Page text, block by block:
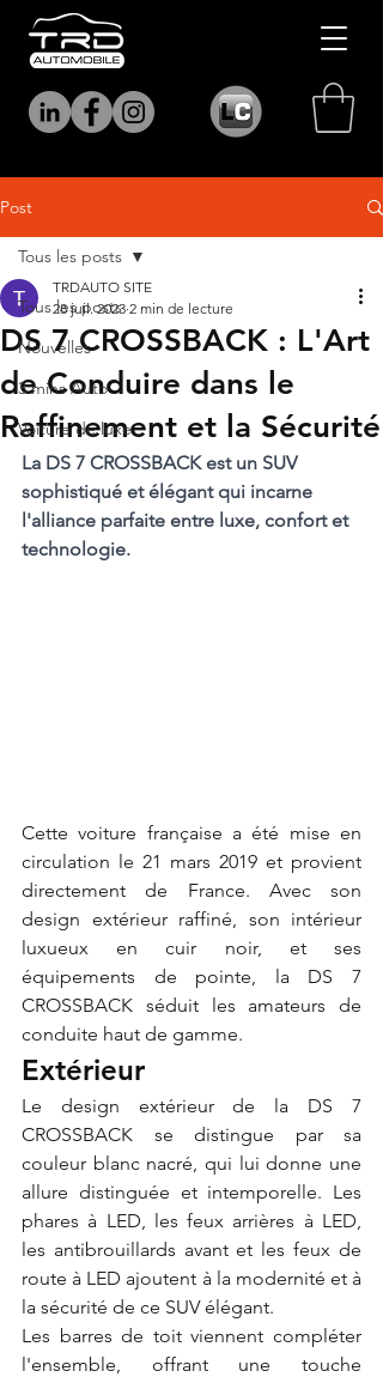
Post
Tous les posts
Nouvelles
3 mins Auto
Voiture de luxe
Tous les posts
DS 7 CROSSBACK : L'Art
de Conduire dans le
Raffinement et la Sécurité
TRDAUTO SITE
28 juil. 2023 2 min de lecture
La DS 7 CROSSBACK est un SUV
sophistiqué et élégant qui incarne
l'alliance parfaite entre luxe, confort et
technologie.
Cette voiture française a été mise en
circulation le 21 mars 2019 et provient
directement de France. Avec son
design extérieur raffiné, son intérieur
luxueux en cuir noir, et ses
équipements de pointe, la DS 7
CROSSBACK séduit les amateurs de
conduite haut de gamme.
Extérieur
Le design extérieur de la DS 7
CROSSBACK se distingue par sa
couleur blanc nacré, qui lui donne une
allure distinguée et intemporelle. Les
phares à LED, les feux arrières à LED,
les antibrouillards avant et les feux de
route à LED ajoutent à la modernité et à
la sécurité de ce SUV élégant.
Les barres de toit viennent compléter
l'ensemble, offrant une touche